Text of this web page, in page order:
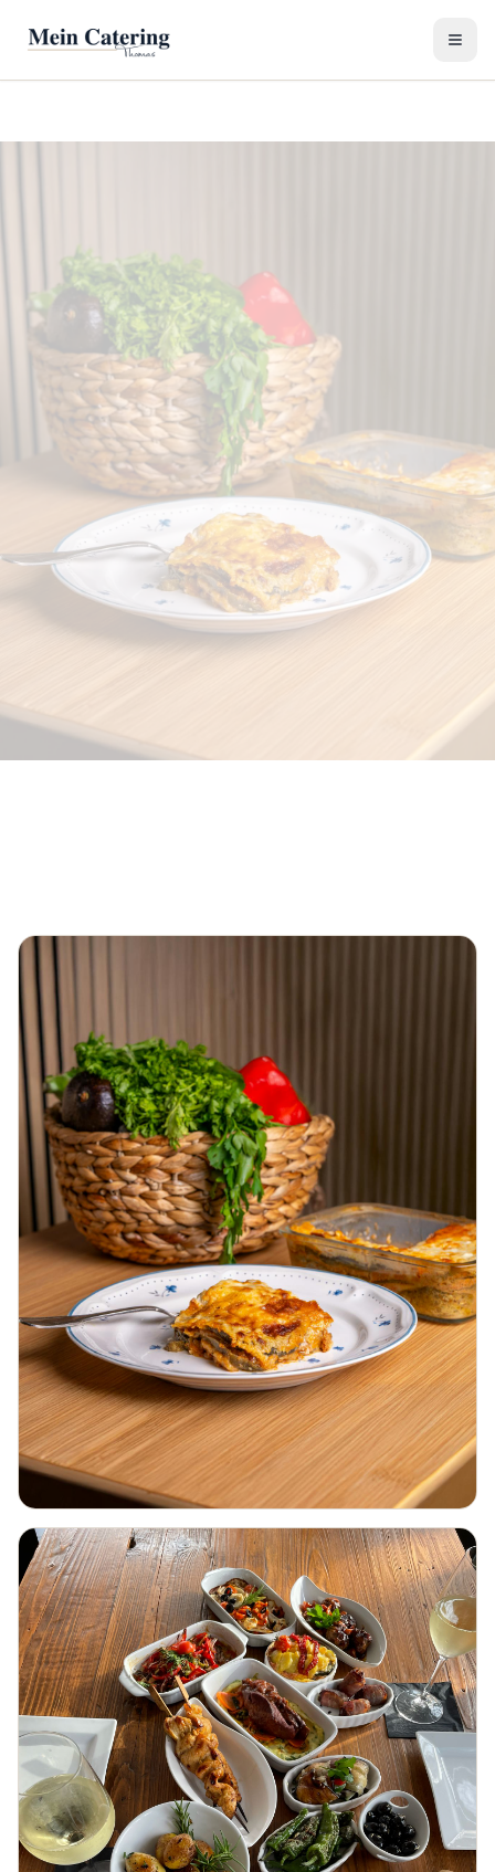
Ostermenü zusammenstellen